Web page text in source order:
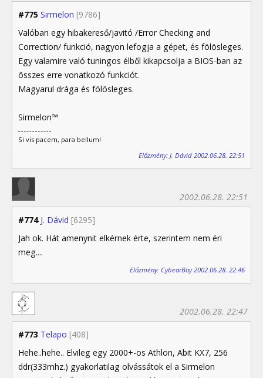
#775 Sirmelon [9786]
Valóban egy hibakereső/javitó /Error Checking and
Correction/ funkció, nagyon lefogja a gépet, és fölösleges.
Egy valamire való tuningos élből kikapcsolja a BIOS-ban az
összes erre vonatkozó funkciót.
Magyarul drága és fölösleges.
Sirmelon™
Si vis pacem, para bellum!
Előzmény: J. Dávid 2002.06.28. 22:51
#774 J. Dávid [6295]
2002.06.28. 22:51
Jah ok. Hát amenynit elkérnek érte, szerintem nem éri
meg....
Előzmény: CybearBoy 2002.06.28. 22:46
#773 Telapo [408]
2002.06.28. 22:47
Hehe..hehe.. Elvileg egy 2000+-os Athlon, Abit KX7, 256
ddr(333mhz.) gyakorlatilag olvássátok el a Sirmelon